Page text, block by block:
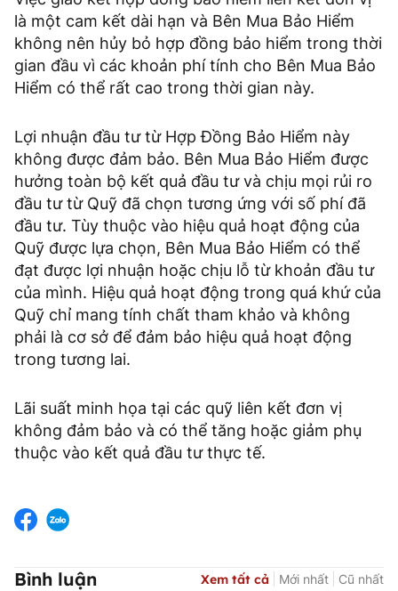
là một cam kết dài hạn và Bên Mua Bảo Hiểm
không nên hủy bỏ hợp đồng bảo hiểm trong thời
gian đầu vì các khoản phí tính cho Bên Mua Bảo
Hiểm có thể rất cao trong thời gian này.
Lợi nhuận đầu tư từ Hợp Đồng Bảo Hiểm này
không được đảm bảo. Bên Mua Bảo Hiểm được
hưởng toàn bộ kết quả đầu tư và chịu mọi rủi ro
đầu tư từ Quỹ đã chọn tương ứng với số phí đã
đầu tư. Tùy thuộc vào hiệu quả hoạt động của
Quỹ được lựa chọn, Bên Mua Bảo Hiểm có thể
đạt được lợi nhuận hoặc chịu lỗ từ khoản đầu tư
của mình. Hiệu quả hoạt động trong quá khứ của
Quỹ chỉ mang tính chất tham khảo và không
phải là cơ sở để đảm bảo hiệu quả hoạt động
trong tương lai.
Lãi suất minh họa tại các quỹ liên kết đơn vị
không đảm bảo và có thể tăng hoặc giảm phụ
thuộc vào kết quả đầu tư thực tế.
Bình luận Xem tất cả Mới nhất Cũ nhất